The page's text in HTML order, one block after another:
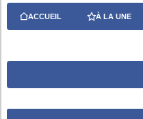
ACCUEIL À LA UNE